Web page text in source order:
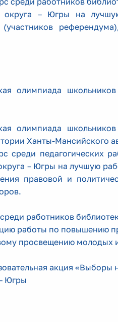
округа – Югры на
(участников
олимпиада
олимпиада
Ханты-Мансийского
среди педагогических
– Югры на лучшую
правовой и
работников
работы по повышению
просвещению молодых
акция «Выборы
Югры